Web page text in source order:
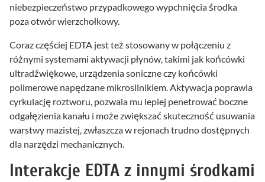
niebezpieczeństwo przypadkowego wypchnięcia środka
poza otwór wierzchołkowy.
Coraz częściej EDTA jest też stosowany w połączeniu z
różnymi systemami aktywacji płynów, takimi jak końcówki
ultradźwiękowe, urządzenia soniczne czy końcówki
polimerowe napędzane mikrosilnikiem. Aktywacja poprawia
cyrkulację roztworu, pozwala mu lepiej penetrować boczne
odgałęzienia kanału i może zwiększać skuteczność usuwania
warstwy mazistej, zwłaszcza w rejonach trudno dostępnych
dla narzędzi mechanicznych.
Interakcje EDTA z innymi środkami